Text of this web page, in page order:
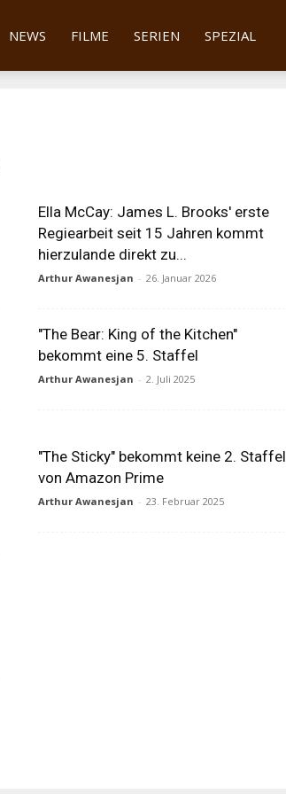
NEWS FILME SERIEN SPEZIAL
Ella McCay: James L. Brooks' erste
Regiearbeit seit 15 Jahren kommt
hierzulande direkt zu...
Arthur Awanesjan - 26. Januar 2026
"The Bear: King of the Kitchen"
bekommt eine 5. Staffel
Arthur Awanesjan - 2. Juli 2025
"The Sticky" bekommt keine 2. Staffel
von Amazon Prime
Arthur Awanesjan - 23. Februar 2025